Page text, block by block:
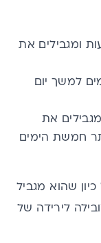
כזו צמים במשך 16 שעות ומגבילים את
למשך יום
מגבילים את
ל-600-500 כשביתר חמשת הימים
שהוא מגביל
לירידה של